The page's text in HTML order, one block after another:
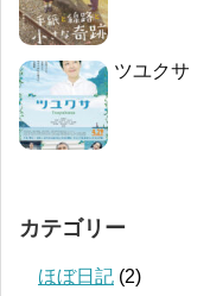
ツユクサ
カテゴリー
ほぼ日記 (2)